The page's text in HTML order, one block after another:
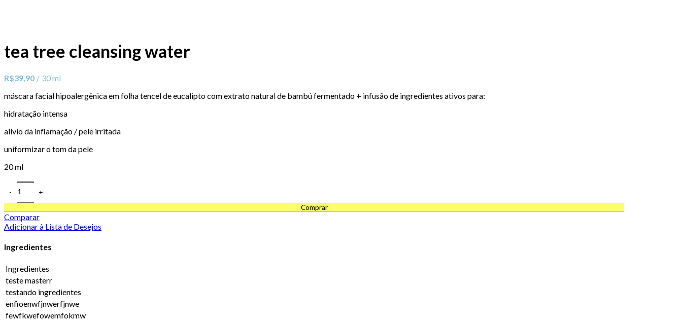
tea tree cleansing water
R$39,90
30 ml
máscara facial hipoalergênica em folha tencel de eucalipto com extrato natural de bambú fermentado + infusão de ingredientes ativos para:
hidratação intensa
alívio da inflamação / pele irritada
uniformizar o tom da pele
20 ml
Comprar
Comparar
Adicionar à Lista de Desejos
Ingredientes
Ingredientes
teste masterr
testando ingredientes
enfioenwfjnwerfjnwe
fewfkwefowemfokmw